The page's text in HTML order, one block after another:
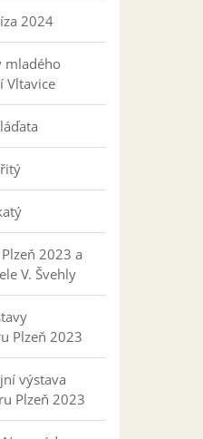
2024
mladého
Vltavice
2023 a
V. Švehly
Plzeň 2023
výstava
Plzeň 2023